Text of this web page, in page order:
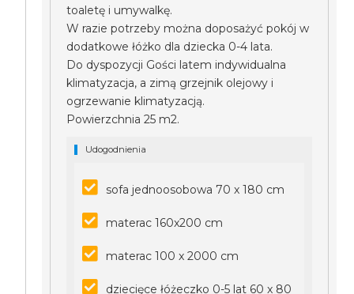
toaletę i umywalkę.
W razie potrzeby można doposażyć pokój w
dodatkowe łóżko dla dziecka 0-4 lata.
Do dyspozycji Gości latem indywidualna
klimatyzacja, a zimą grzejnik olejowy i
ogrzewanie klimatyzacją.
Powierzchnia 25 m2.
Udogodnienia
sofa jednoosobowa 70 x 180 cm
materac 160x200 cm
materac 100 x 2000 cm
dziecięce łóżeczko 0-5 lat 60 x 80